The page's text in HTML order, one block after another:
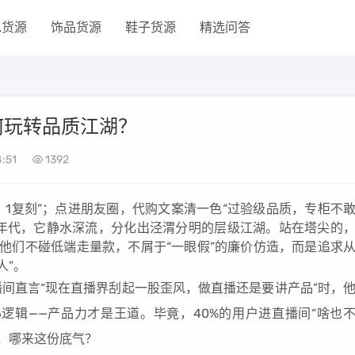
源 饰品货源 鞋子货源 精选问答
转品质江湖？
1392
复刻”；点进朋友圈，代购文案清一色“过验级品质，专柜不敢
代，它静水深流，分化出泾渭分明的层级江湖。站在塔尖的，
们不碰低端走量款，不屑于“一眼假”的廉价仿造，而是追求从
。
直言“现在直播界刮起一股歪风，做直播还是要讲产品”时，他
辑——产品力才是王道。毕竟，40%的用户进直播间“啥也不
哪来这份底气？